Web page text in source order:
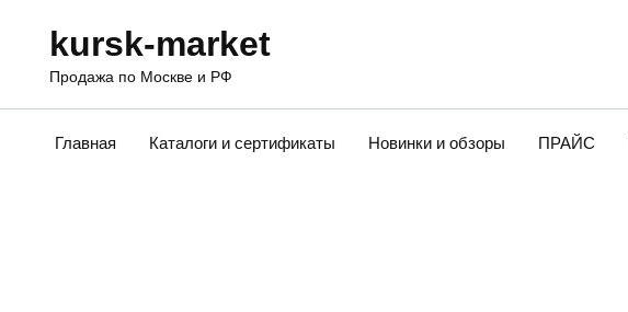
kursk-market
Продажа по Москве и РФ
Главная Каталоги и сертификаты Новинки и обзоры ПРАЙС